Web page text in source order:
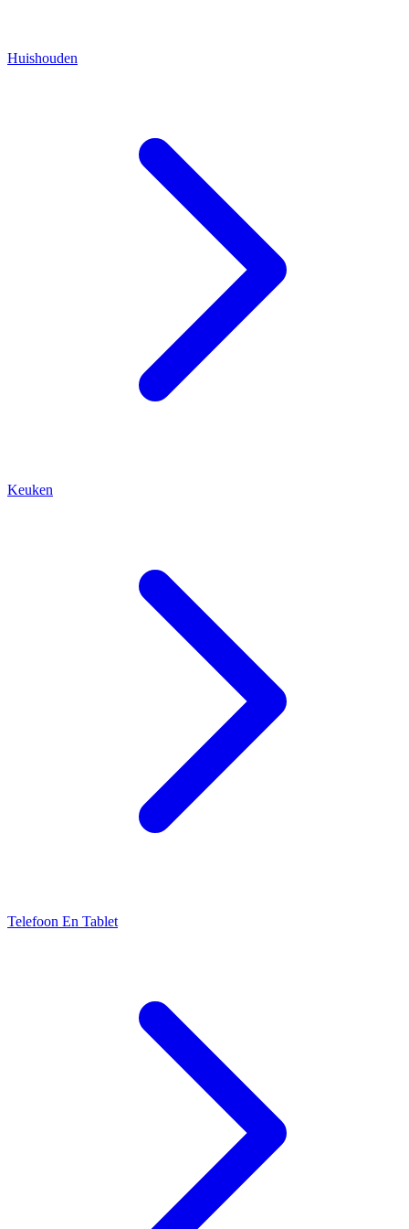
Huishouden
Keuken
Telefoon En Tablet